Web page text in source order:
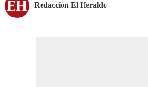
Redacción El Heraldo